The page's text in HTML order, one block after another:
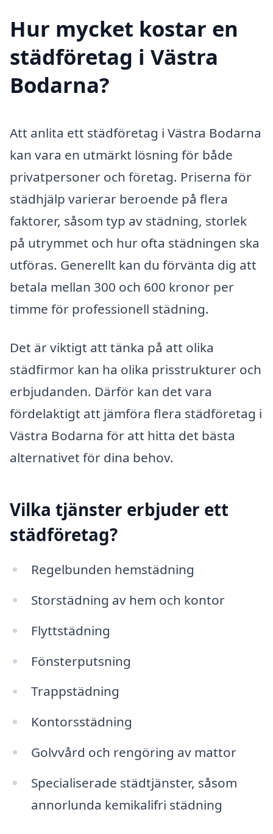
Hur mycket kostar en
städföretag i Västra
Bodarna?
Att anlita ett städföretag i Västra Bodarna
kan vara en utmärkt lösning för både
privatpersoner och företag. Priserna för
städhjälp varierar beroende på flera
faktorer, såsom typ av städning, storlek
på utrymmet och hur ofta städningen ska
utföras. Generellt kan du förvänta dig att
betala mellan 300 och 600 kronor per
timme för professionell städning.
Det är viktigt att tänka på att olika
städfirmor kan ha olika prisstrukturer och
erbjudanden. Därför kan det vara
fördelaktigt att jämföra flera städföretag i
Västra Bodarna för att hitta det bästa
alternativet för dina behov.
Vilka tjänster erbjuder ett
städföretag?
Regelbunden hemstädning
Storstädning av hem och kontor
Flyttstädning
Fönsterputsning
Trappstädning
Kontorsstädning
Golvvård och rengöring av mattor
Specialiserade städtjänster, såsom
annorlunda kemikalifri städning